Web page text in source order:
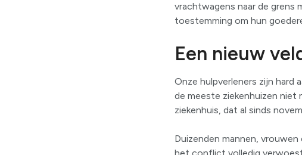
vrachtwagens naar de grens
toestemming om hun
Een nieuw
Onze hulpverleners zijn hard
de meeste ziekenhuizen
ziekenhuis, dat al sinds
Duizenden mannen,